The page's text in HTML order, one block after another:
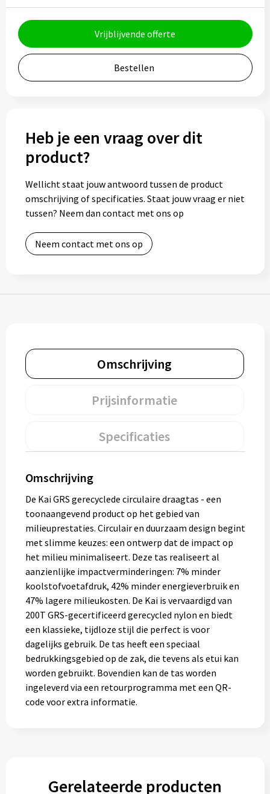
Drinkbekers
Drinkflessen
Mokken & kopjes
Lunchboxen
Snoep
Klassieke paraplu's
Opvouwbare paraplu's
Technologie
Vrije tijd
Gereedschap
Persoonlijke verzorging
Zonnebrillen
EHBO
Verpakkingen
Pashouders
Vrijblijvende offerte
Bestellen
Heb je een vraag over dit
product?
Wellicht staat jouw antwoord tussen de product
omschrijving of specificaties. Staat jouw vraag er niet
tussen? Neem dan contact met ons op
Neem contact met ons op
Omschrijving
Prijsinformatie
Specificaties
Omschrijving
De Kai GRS gerecyclede circulaire draagtas - een
toonaangevend product op het gebied van
milieuprestaties. Circulair en duurzaam design begint
met slimme keuzes: een ontwerp dat de impact op
het milieu minimaliseert. Deze tas realiseert al
aanzienlijke impactverminderingen: 7% minder
koolstofvoetafdruk, 42% minder energieverbruik en
47% lagere milieukosten. De Kai is vervaardigd van
200T GRS-gecertificeerd gerecycled nylon en biedt
een klassieke, tijdloze stijl die perfect is voor
dagelijks gebruik. De tas heeft een speciaal
bedrukkingsgebied op de zak, die tevens als etui kan
worden gebruikt. Bovendien kan de tas worden
ingeleverd via een retourprogramma met een QR-
code voor extra informatie.
Gerelateerde producten